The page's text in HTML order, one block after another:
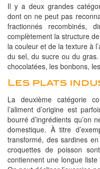
Il y a deux grandes
dont on ne peut pas
fractionnés recombinés,
complètement la structure
la couleur et de la texture à
du sel, du sucre ou du
chocolatées, les bonbons,
Les plats
La deuxième catégorie
l’aliment d’origine est
bourré d’ingrédients qu’on
domestique. À titre
transformé, des sardines
croquettes de poisson
contiennent une longue liste